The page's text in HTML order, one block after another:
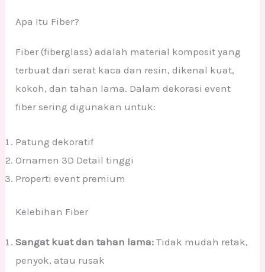
Apa Itu Fiber?
Fiber (fiberglass) adalah material komposit yang
terbuat dari serat kaca dan resin, dikenal kuat,
kokoh, dan tahan lama. Dalam dekorasi event
fiber sering digunakan untuk:
Patung dekoratif
Ornamen 3D Detail tinggi
Properti event premium
Kelebihan Fiber
Sangat kuat dan tahan lama:Tidak mudah retak,
penyok, atau rusak